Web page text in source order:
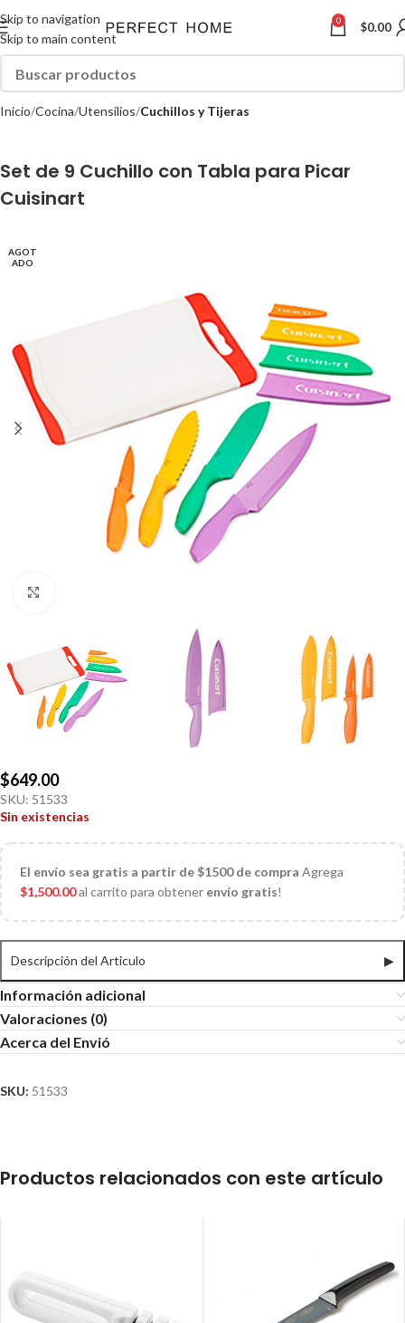
Skip to navigation
Skip to main content
0 $0.00
Inicio Cocina Utensilios Cuchillos y Tijeras
Set de 9 Cuchillo con Tabla para Picar
Cuisinart
AGOT
ADO
$649.00
SKU: 51533
Sin existencias
El envío sea gratis a partir de $1500 de compra Agrega
$1,500.00al carrito para obtener envío gratis!
Descripción del Articulo ▶
Información adicional
Valoraciones (0)
Acerca del Envió
SKU: 51533
Productos relacionados con este artículo